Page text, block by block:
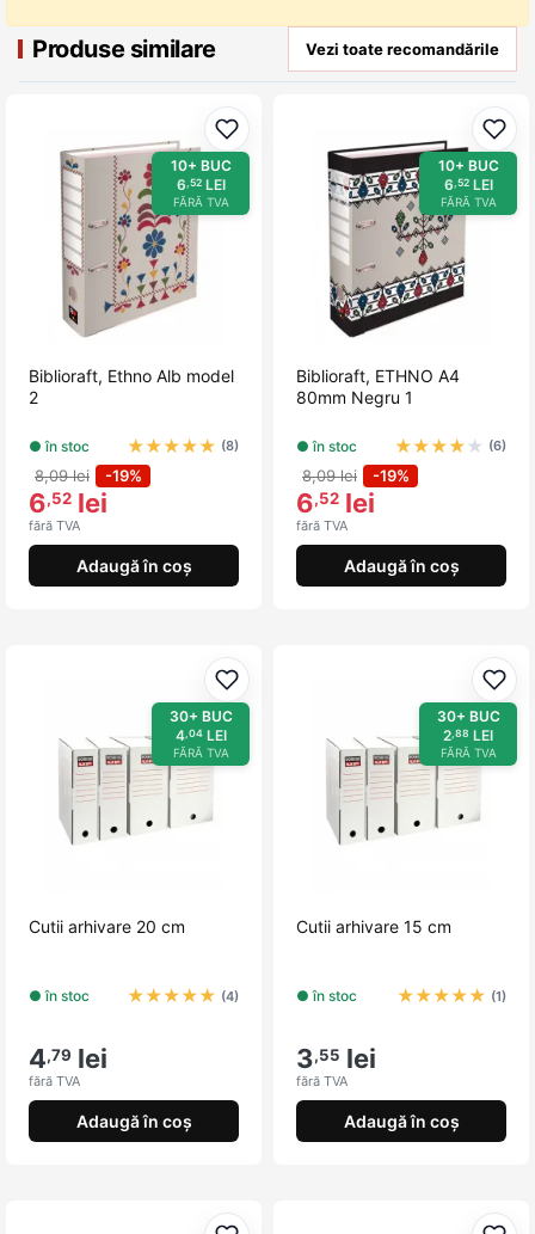
Produse similare Vezi toate recomandările
Adaugă la favorite
10+ BUC
6,52LEI
FĂRĂ TVA
Biblioraft, Ethno Alb model
2
● în stoc ★★★★★ (8)
8,09 lei -19%
6,52 lei
fără TVA
Adaugă în coș
10+ BUC
6,52LEI
FĂRĂ TVA
Biblioraft, ETHNO A4
80mm Negru 1
● în stoc ★★★★ ★ (6)
8,09 lei -19%
6,52 lei
fără TVA
Adaugă în coș
Adaugă la favorite
30+ BUC
4,04LEI
FĂRĂ TVA
Cutii arhivare 20 cm
● în stoc ★★★★★ (4)
4,79 lei
fără TVA
Adaugă în coș
30+ BUC
2,88 LEI
FĂRĂ TVA
Cutii arhivare 15 cm
● în stoc ★★★★★ (1)
3,55 lei
fără TVA
Adaugă în coș